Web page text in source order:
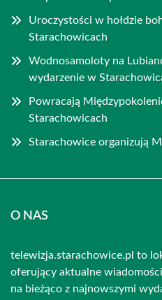
Uroczystości w hołdzie
Starachowicach
Wodnosamoloty na
wydarzenie w
Powracają
Starachowicach
Starachowice organizują
O NAS
telewizja.starachowice.pl to
oferujący aktualne
na bieżąco z najnowszymi